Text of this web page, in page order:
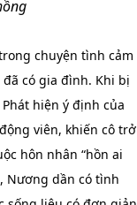
chuyện tình cảm
có gia đình. Khi bị
hiện ý định của
viên, khiến cô trở
hôn nhân “hồn ai
Nương dần có tình